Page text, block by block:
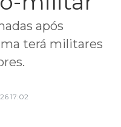
após
terá militares
17:02